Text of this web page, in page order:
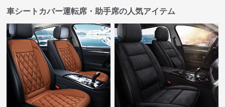
車シートカバー運転席・助手席の人気アイテム